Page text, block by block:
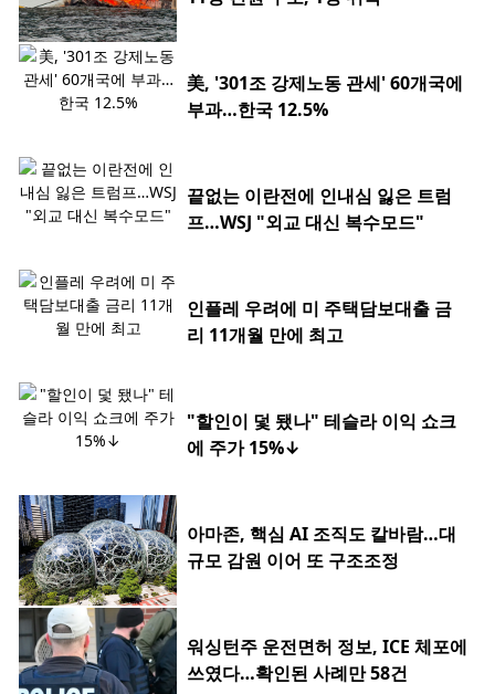
美, '301조 강제노동 관세' 60개국에
부과…한국 12.5%
끝없는 이란전에 인내심 잃은 트럼
프…WSJ "외교 대신 복수모드"
인플레 우려에 미 주택담보대출 금
리 11개월 만에 최고
"할인이 덫 됐나" 테슬라 이익 쇼크
에 주가 15%↓
아마존, 핵심 AI 조직도 칼바람…대
규모 감원 이어 또 구조조정
워싱턴주 운전면허 정보, ICE 체포에
쓰였다…확인된 사례만 58건